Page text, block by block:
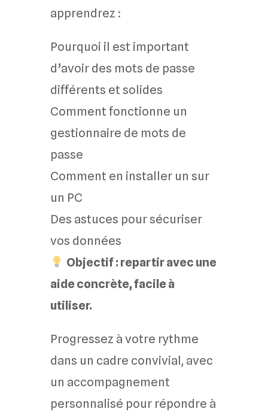
apprendrez :
Pourquoi il est important
d’avoir des mots de passe
différents et solides
Comment fonctionne un
gestionnaire de mots de
passe
Comment en installer un sur
un PC
Des astuces pour sécuriser
vos données
Objectif : repartir avec une
aide concrète, facile à
utiliser.
Progressez à votre rythme
dans un cadre convivial, avec
un accompagnement
personnalisé pour répondre à